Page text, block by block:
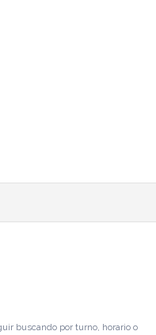
buscando por turno, horario o